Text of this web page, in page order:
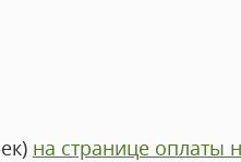
на странице оплаты